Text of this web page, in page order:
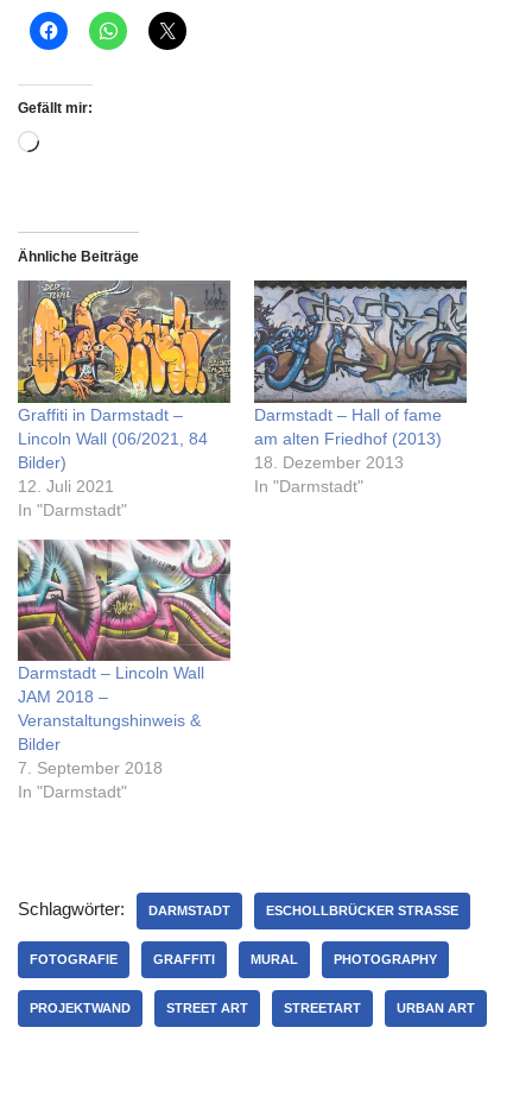
Gefällt mir:
Ähnliche Beiträge
Graffiti in Darmstadt –
Lincoln Wall (06/2021, 84
Bilder)
12. Juli 2021
In "Darmstadt"
Darmstadt – Hall of fame
am alten Friedhof (2013)
18. Dezember 2013
In "Darmstadt"
Darmstadt – Lincoln Wall
JAM 2018 –
Veranstaltungshinweis &
Bilder
7. September 2018
In "Darmstadt"
Schlagwörter: DARMSTADT ESCHOLLBRÜCKER STRASSE
FOTOGRAFIE GRAFFITI MURAL PHOTOGRAPHY
PROJEKTWAND STREET ART STREETART URBAN ART